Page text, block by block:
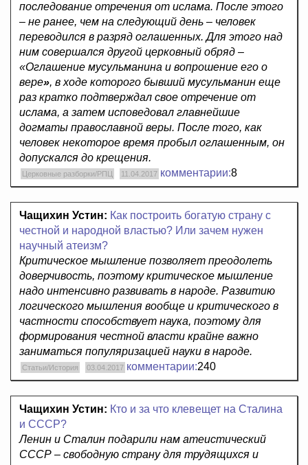
последование отречения от ислама. После этого
– не ранее, чем на следующий день – человек
переводился в разряд оглашенных. Для этого над
ним совершался другой церковный обряд –
«Оглашение мусульманина и вопрошение его о
вере», в ходе которого бывший мусульманин еще
раз кратко подтверждал свое отречение от
ислама, а затем исповедовал главнейшие
догматы православной веры. После того, как
человек некоторое время пробыл оглашенным, он
допускался до крещения.
Церковные разборки/РПЦ 11.04.2017 комментарии:8
Чащихин Устин: Как построить богатую страну с
честной и народной властью? Или зачем нужен
научный атеизм?
Критическое мышление позволяет преодолеть
доверчивость, поэтому критическое мышление
надо интенсивно развивать в народе. Развитию
логического мышления вообще и критического в
частности способствует наука, поэтому для
формирования честной власти крайне важно
заниматься популяризацией науки в народе.
Статьи/История 03.04.2017 комментарии:240
Чащихин Устин: Кто и за что клевещет на Сталина
и СССР?
Ленин и Сталин подарили нам атеистический
СССР – свободную страну для трудящихся и